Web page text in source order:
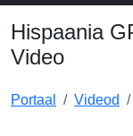
Hispaania
Video
Portaal Videod